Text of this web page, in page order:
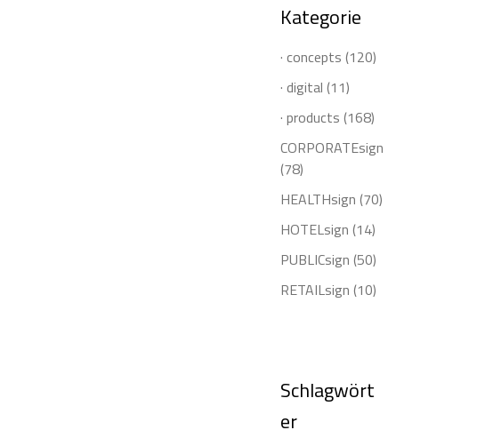
Kategorie
· concepts (120)
· digital (11)
· products (168)
CORPORATEsign
(78)
HEALTHsign (70)
HOTELsign (14)
PUBLICsign (50)
RETAILsign (10)
Schlagwört
er